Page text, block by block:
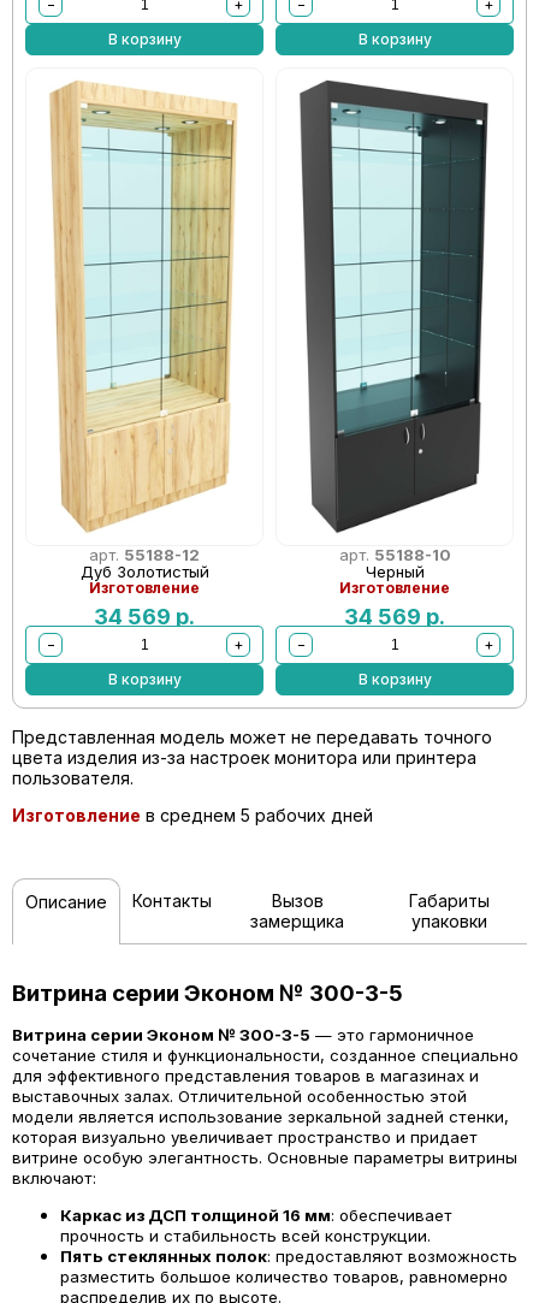
−
+
В корзину
−
+
В корзину
арт. 55188-12
Дуб Золотистый
Изготовление
34 569 р.
−
+
В корзину
арт. 55188-10
Черный
Изготовление
34 569 р.
−
+
В корзину
Представленная модель может не передавать точного
цвета изделия из-за настроек монитора или принтера
пользователя.
Изготовление в среднем 5 рабочих дней
Описание Контакты
Вызов
замерщика
Габариты
упаковки
Витрина серии Эконом № 300-3-5
Витрина серии Эконом № 300-3-5 — это гармоничное
сочетание стиля и функциональности, созданное специально
для эффективного представления товаров в магазинах и
выставочных залах. Отличительной особенностью этой
модели является использование зеркальной задней стенки,
которая визуально увеличивает пространство и придает
витрине особую элегантность. Основные параметры витрины
включают:
Каркас из ДСП толщиной 16 мм: обеспечивает
прочность и стабильность всей конструкции.
Пять стеклянных полок: предоставляют возможность
разместить большое количество товаров, равномерно
распределив их по высоте.